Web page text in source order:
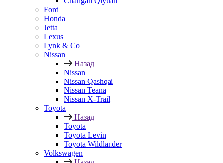
Ford
Honda
Jetta
Lexus
Lynk & Co
Nissan
Назад
Nissan
Nissan Qashqai
Nissan Teana
Nissan X-Trail
Toyota
Назад
Toyota
Toyota Levin
Toyota Wildlander
Volkswagen